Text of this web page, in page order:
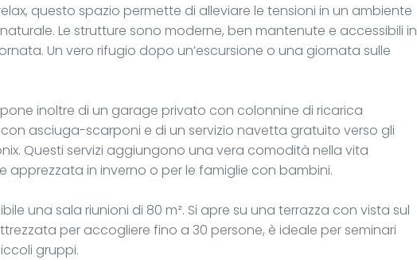
questo spazio permette di alleviare le tensioni in un ambiente
Le strutture sono moderne, ben mantenute e accessibili in
Un vero rifugio dopo un’escursione o una giornata sulle
inoltre di un garage privato con colonnine di ricarica
asciuga-scarponi e di un servizio navetta gratuito verso gli
Questi servizi aggiungono una vera comodità nella vita
apprezzata in inverno o per le famiglie con bambini.
una sala riunioni di 80 m². Si apre su una terrazza con vista sul
per accogliere fino a 30 persone, è ideale per seminari
gruppi.